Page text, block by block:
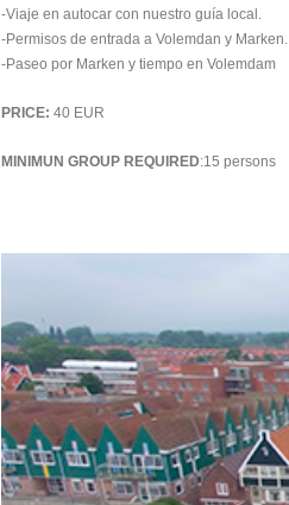
-Viaje en autocar con nuestro guía local.
-Permisos de entrada a Volemdan y Marken.
-Paseo por Marken y tiempo en Volemdam
PRICE: 40 EUR
MINIMUN GROUP REQUIRED:15 persons